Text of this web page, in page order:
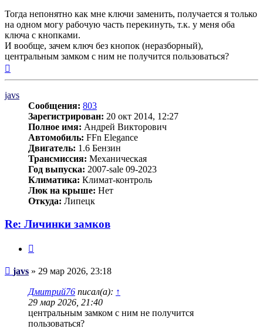
Тогда непонятно как мне ключи заменить, получается я только
на одном могу рабочую часть перекинуть, т.к. у меня оба
ключа с кнопками.
И вообще, зачем ключ без кнопок (неразборный),
центральным замком с ним не получится пользоваться?
javs
Сообщения: 803
Зарегистрирован: 20 окт 2014, 12:27
Полное имя: Андрей Викторович
Автомобиль: FFn Elegance
Двигатель: 1.6 Бензин
Трансмиссия: Механическая
Год выпуска: 2007-sale 09-2023
Климатика: Климат-контроль
Люк на крыше: Нет
Откуда: Липецк
Re: Личинки замков
Сообщение
javs » 29 мар 2026, 23:18
Дмитрий76 писал(а): ↑
29 мар 2026, 21:40
центральным замком с ним не получится
пользоваться?